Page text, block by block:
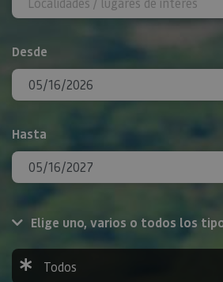
Desde
Hasta
Elige uno, varios o todos los
Todos